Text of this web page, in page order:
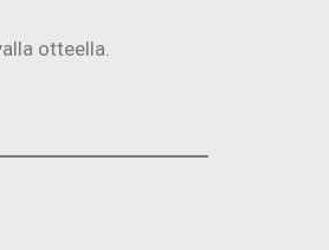
otteella.